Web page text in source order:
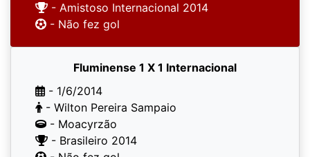
- Amistoso Internacional 2014
- Não fez gol
Fluminense 1 X 1 Internacional
- 1/6/2014
- Wilton Pereira Sampaio
- Moacyrzão
- Brasileiro 2014